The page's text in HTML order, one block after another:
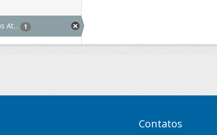
At... 1
Contatos